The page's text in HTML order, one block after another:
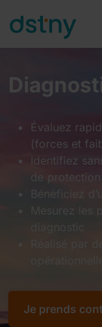
Évaluez
(forces et
Identifiez
de protection
Bénéficiez
Je prends